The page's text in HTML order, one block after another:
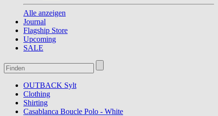
Alle anzeigen
Journal
Flagship Store
Upcoming
SALE
OUTBACK Sylt
Clothing
Shirting
Casablanca Boucle Polo - White